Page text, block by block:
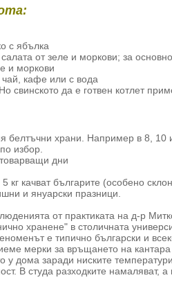
с ябълка
от зеле и моркови; за
и моркови
чай, кафе или с вода
свинското да е готвен котлет
белтъчни храни. Например в 8, 10
избор.
дни
кг качват българите (особено
и януарски празници.
от практиката на д-р
хранене" в столичната
е типично български и
мерки за връщането на
у дома заради ниските
В студа разходките намаляват,